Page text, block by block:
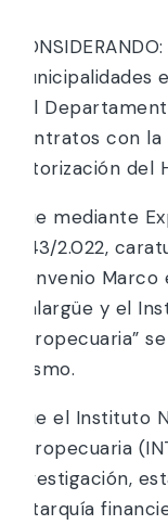
del
contratos con
autorización del
Que mediante
1.143/2.022,
Convenio
Malargüe y el
Agropecuaria”
mismo.
Que el Instituto
Agropecuaria
investigación,
autarquía